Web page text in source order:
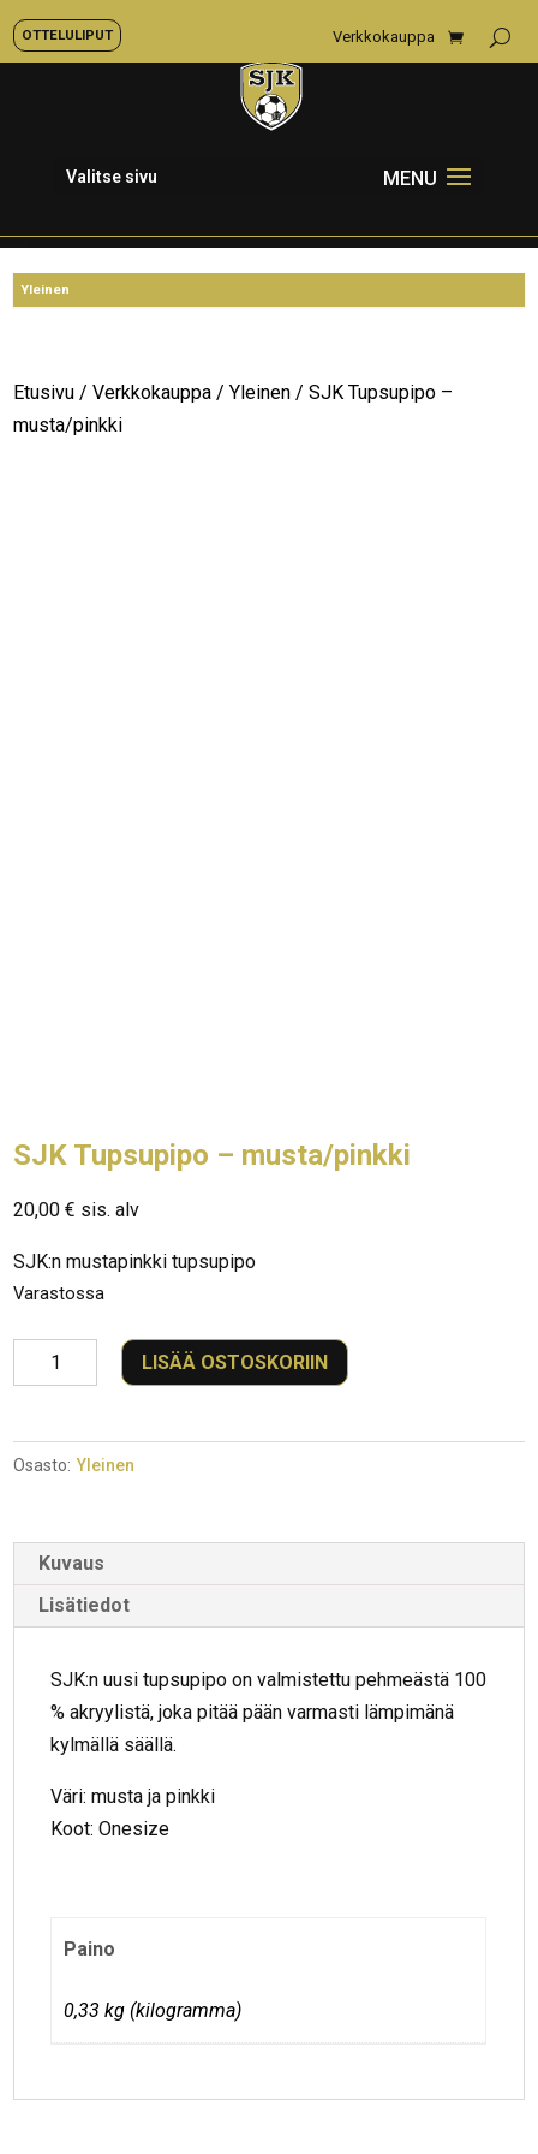
OTTELULIPUT Verkkokauppa
Valitse sivu
Etusivu /Verkkokauppa /Yleinen / SJK Tupsupipo –
musta/pinkki
SJK Tupsupipo – musta/pinkki
20,00€ sis. alv
SJK:n mustapinkki tupsupipo
Varastossa
Tupsupipo
LISÄÄ OSTOSKORIIN
Osasto: Yleinen
Kuvaus
Lisätiedot
SJK:n uusi tupsupipo on valmistettu pehmeästä 100
% akryylistä, joka pitää pään varmasti lämpimänä
kylmällä säällä.
Väri: musta ja pinkki
Koot: Onesize
Paino
0,33 kg (kilogramma)